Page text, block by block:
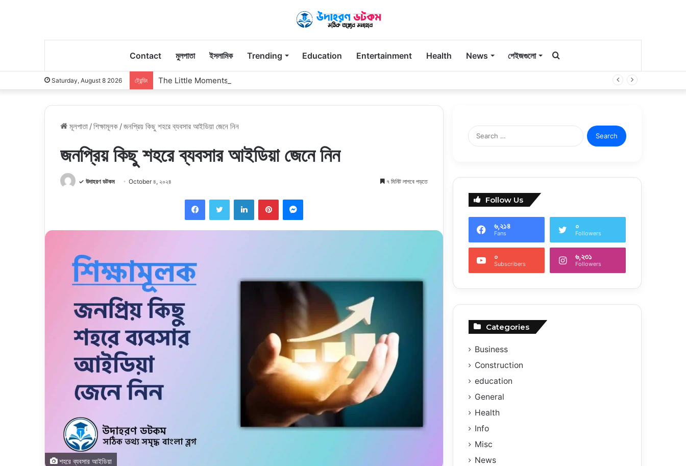
Contact মুলপাতা ইসলামিক Trending Education Entertainment Health News পেইজগুলো
Saturday, August 8 2026 ট্রেন্ডিং The Little Moments Parents Remember Long After the First Visit
মূলপাতা /শিক্ষামূলক /জনপ্রিয় কিছু শহরে ব্যবসার আইডিয়া জেনে নিন
জনপ্রিয় কিছু শহরে ব্যবসার আইডিয়া জেনে নিন
✓ উদাহরণ ডটকম October ৪, ২০২৪ ৭ মিনিট লাগবে পড়তে
FacebookTwitterLinkedInPinterestMessenger
শহরে ব্যবসার আইডিয়া
Search
for:
Follow Us
৬,২১৪
Fans
০
Followers
০
Subscribers
৬,২৩১
Followers
Categories
Business
Construction
education
General
Health
Info
Misc
News